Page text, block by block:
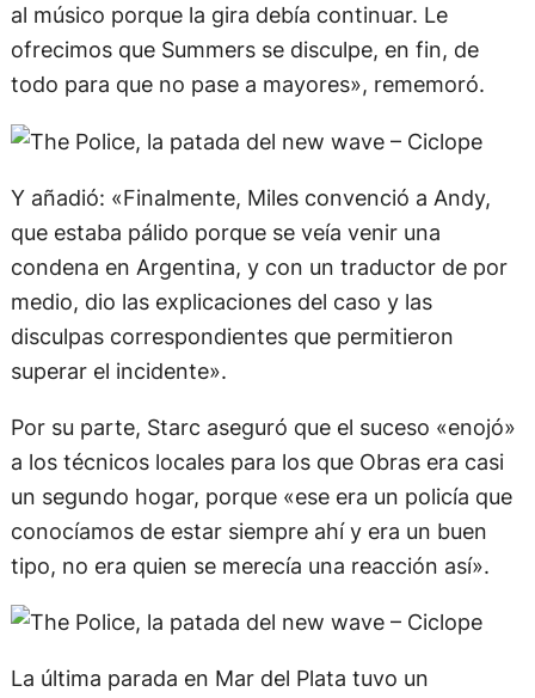
al músico porque la gira debía continuar. Le
ofrecimos que Summers se disculpe, en fin, de
todo para que no pase a mayores», rememoró.
Y añadió: «Finalmente, Miles convenció a Andy,
que estaba pálido porque se veía venir una
condena en Argentina, y con un traductor de por
medio, dio las explicaciones del caso y las
disculpas correspondientes que permitieron
superar el incidente».
Por su parte, Starc aseguró que el suceso «enojó»
a los técnicos locales para los que Obras era casi
un segundo hogar, porque «ese era un policía que
conocíamos de estar siempre ahí y era un buen
tipo, no era quien se merecía una reacción así».
La última parada en Mar del Plata tuvo un